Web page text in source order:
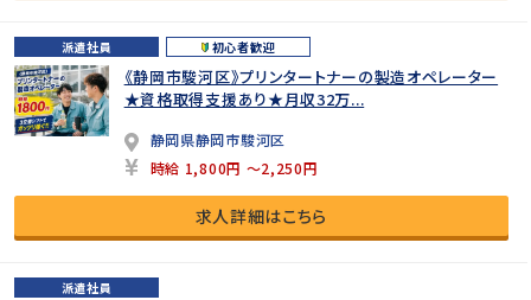
派遣社員 初心者歓迎
《静岡市駿河区》プリンタートナーの製造オペレーター
★資格取得支援あり★月収32万...
静岡県静岡市駿河区
時給 1,800円 ～2,250円
求人詳細はこちら
派遣社員